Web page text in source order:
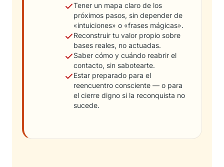
Tener un mapa claro de los
próximos pasos, sin depender de
«intuiciones» o «frases mágicas».
Reconstruir tu valor propio sobre
bases reales, no actuadas.
Saber cómo y cuándo reabrir el
contacto, sin sabotearte.
Estar preparado para el
reencuentro consciente — o para
el cierre digno si la reconquista no
sucede.